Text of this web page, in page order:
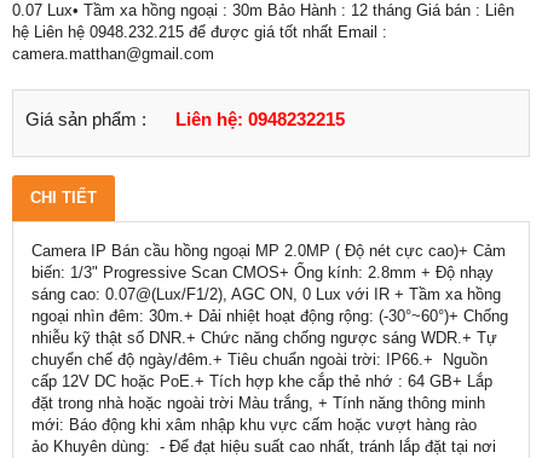
0.07 Lux• Tầm xa hồng ngoại : 30m Bảo Hành : 12 tháng Giá bán : Liên
hệ Liên hệ 0948.232.215 để được giá tốt nhất Email :
camera.matthan@gmail.com
Giá sản phẩm : Liên hệ: 0948232215
CHI TIẾT
Camera IP Bán cầu hồng ngoại MP 2.0MP ( Độ nét cực cao)+ Cảm
biến: 1/3" Progressive Scan CMOS+ Ống kính: 2.8mm + Độ nhạy
sáng cao: 0.07@(Lux/F1/2), AGC ON, 0 Lux với IR + Tầm xa hồng
ngoại nhìn đêm: 30m.+ Dải nhiệt hoạt động rộng: (-30°~60°)+ Chống
nhiễu kỹ thật số DNR.+ Chức năng chống ngược sáng WDR.+ Tự
chuyển chế độ ngày/đêm.+ Tiêu chuẩn ngoài trời: IP66.+ Nguồn
cấp 12V DC hoặc PoE.+ Tích hợp khe cắp thẻ nhớ : 64 GB+ Lắp
đặt trong nhà hoặc ngoài trời Màu trắng, + Tính năng thông minh
mới: Báo động khi xâm nhập khu vực cấm hoặc vượt hàng rào
ảo Khuyên dùng: - Để đạt hiệu suất cao nhất, tránh lắp đặt tại nơi